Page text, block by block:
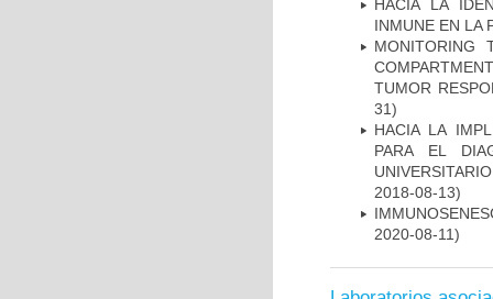
HACIA LA
INMUNE EN LA
MONITORING
TUMOR
31)
HACIA LA
PARA EL
2018-08-13)
2020-08-11)